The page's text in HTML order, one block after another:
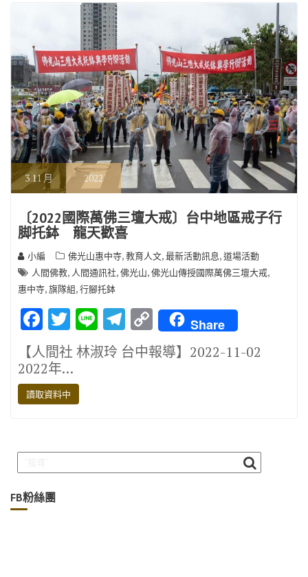
3 11 月 2022
〔2022國際萬佛三壇大戒〕台中地區戒子行
脚托鉢 龍天歡喜
小編 佛光山惠中寺,教育人文,最新活動訊息,道場活動
人間佛教, 人間通訊社,佛光山,佛光山傳授國際萬佛三壇大戒,
惠中寺,旗隊組,行腳托鉢
F
ac
e
b
o
k
T
w
it
te
r
Li
n
e
T
el
e
C
o
p
k
Share
【人間社 林淑玲 台中報導】2022-11-02
2022年…
讀取資料中
FB粉絲團